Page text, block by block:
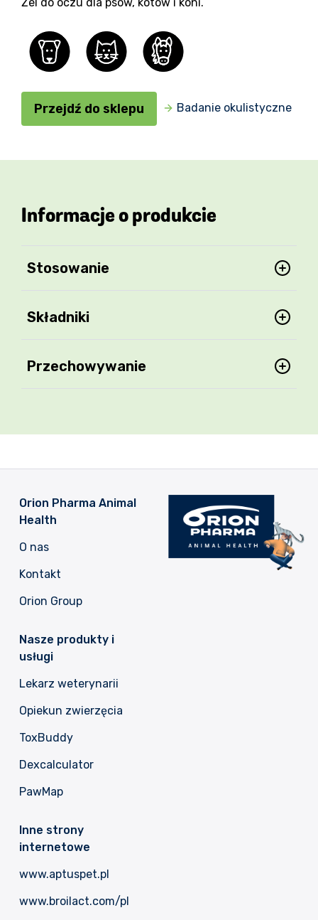
Przejdź do sklepu Badanie okulistyczne
Informacje o produkcie
Stosowanie
Składniki
Przechowywanie
Orion Pharma Animal
Health
O nas
Kontakt
Orion Group
Nasze produkty i
usługi
Lekarz weterynarii
Opiekun zwierzęcia
ToxBuddy
Dexcalculator
PawMap
Inne strony
internetowe
www.aptuspet.pl
www.broilact.com/pl